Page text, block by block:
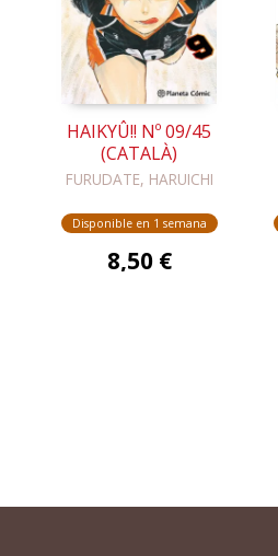
HAIKYÛ!! Nº 09/45
(CATALÀ)
FURUDATE, HARUICHI
Disponible en 1 semana
8,50 €